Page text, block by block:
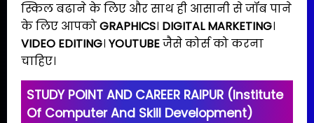
स्किल बढाने के लिए और साथ ही आसानी से जॉब पाने
के लिए आपकोGRAPHICS। DIGITAL MARKETING।
VIDEO EDITING। YOUTUBEजैसे कोर्स को करना
चाहिए।
STUDY POINT AND CAREER RAIPUR (Institute
Of Computer And Skill Development)